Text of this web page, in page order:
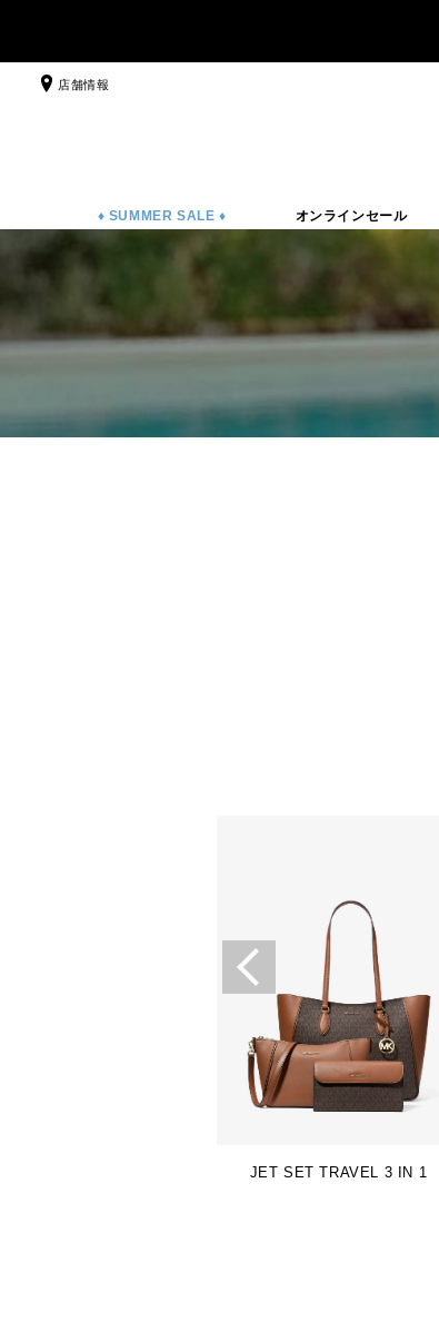
店舗情報
♦ SUMMER SALE ♦ オンラインセール
JET SET TRAVEL 3 IN 1